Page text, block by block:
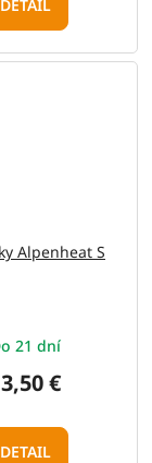
DETAIL
Alpenheat S
21 dní
€
DETAIL